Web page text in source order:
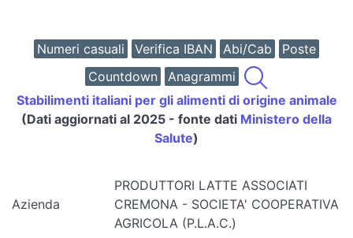
Numeri casuali Verifica IBAN Abi/Cab
Poste
Countdown
Anagrammi
Stabilimenti italiani per gli alimenti di origine animale
(Dati aggiornati al 2025 - fonte dati Ministero della
Salute)
Azienda
PRODUTTORI LATTE ASSOCIATI
CREMONA - SOCIETA' COOPERATIVA
AGRICOLA (P.L.A.C.)